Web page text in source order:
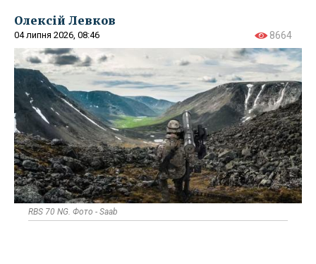
Олексій Левков
04 липня 2026, 08:46 8664
RBS 70 NG. Фото - Saab